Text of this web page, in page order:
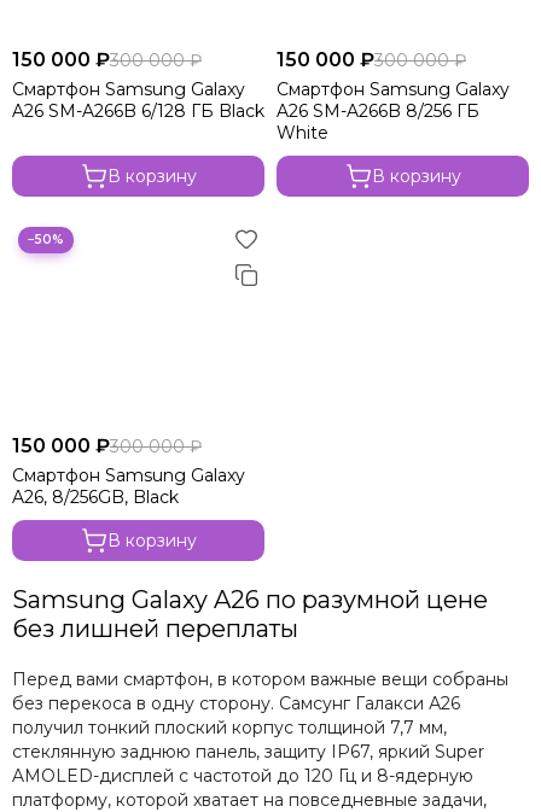
150 000 ₽300 000 ₽
Смартфон Samsung Galaxy
A26 SM-A266B 6/128 ГБ Black
В корзину
150 000 ₽300 000 ₽
Смартфон Samsung Galaxy
A26 SM-A266B 8/256 ГБ
White
В корзину
−50%
150 000 ₽300 000 ₽
Смартфон Samsung Galaxy
A26, 8/256GB, Black
В корзину
Samsung Galaxy A26 по разумной цене
без лишней переплаты
Перед вами смартфон, в котором важные вещи собраны
без перекоса в одну сторону. Самсунг Галакси А26
получил тонкий плоский корпус толщиной 7,7 мм,
стеклянную заднюю панель, защиту IP67, яркий Super
AMOLED-дисплей с частотой до 120 Гц и 8-ядерную
платформу, которой хватает на повседневные задачи,